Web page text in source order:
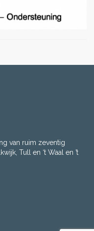
van ruim zeventig
Tull en ‘t Waal en ’t